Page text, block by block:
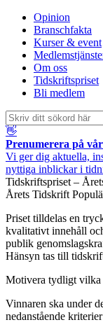
Opinion
Branschfakta
Kurser & event
Om oss
Tidskriftspriset
Bli medlem
👋
Prenumerera på
Vi ger dig aktuella,
nyttiga inblickar i
Tidskriftspriset –
Årets Tidskrift
Priset tilldelas en
kvalitativt innehåll
publik
Hänsyn tas till
Motivera tydligt vilka
Vinnaren ska under
nedanstående